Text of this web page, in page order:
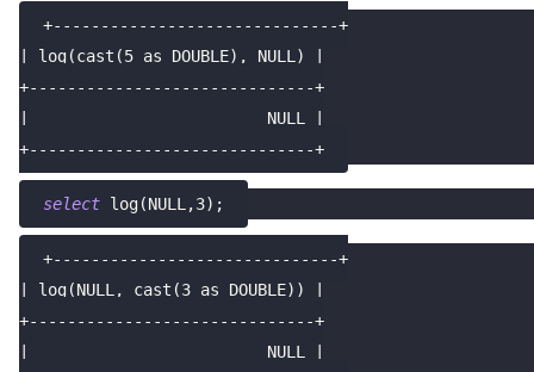
+------------------------------+
| log(cast(5 as DOUBLE), NULL) |
+------------------------------+
|                         NULL |
+------------------------------+
select log(NULL ,3) ;
+------------------------------+
| log(NULL, cast(3 as DOUBLE)) |
+------------------------------+
|                         NULL |